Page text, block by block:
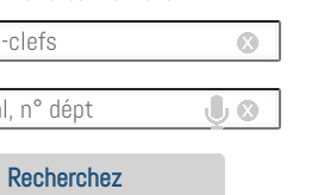
Recherchez